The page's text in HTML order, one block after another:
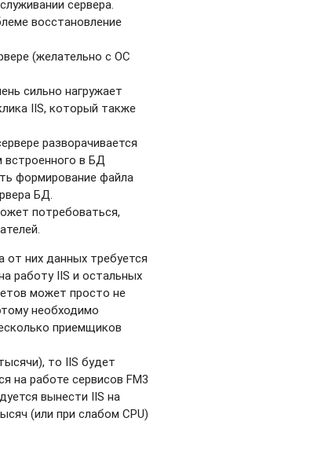
сервера.
восстановление
(желательно с ОС
сильно нагружает
IIS, который также
разворачивается
встроенного в БД
формирование файла
БД.
потребоваться,
от них данных требуется
работу IIS и остальных
может просто не
необходимо
приемщиков
то IIS будет
на работе сервисов FM3
вынести IIS на
(или при слабом CPU)